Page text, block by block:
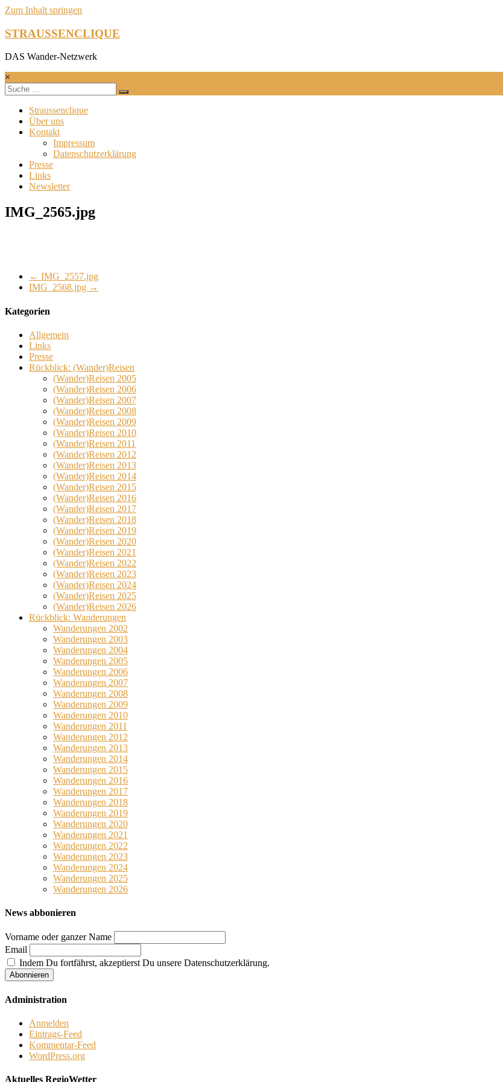
Zum Inhalt springen
STRAUSSENCLIQUE
DAS Wander-Netzwerk
×
Straussenclique
Über uns
Kontakt
Impressum
Datenschutzerklärung
Presse
Links
Newsletter
IMG_2565.jpg
← IMG_2557.jpg
IMG_2568.jpg →
Kategorien
Allgemein
Links
Presse
Rückblick: (Wander)Reisen
(Wander)Reisen 2005
(Wander)Reisen 2006
(Wander)Reisen 2007
(Wander)Reisen 2008
(Wander)Reisen 2009
(Wander)Reisen 2010
(Wander)Reisen 2011
(Wander)Reisen 2012
(Wander)Reisen 2013
(Wander)Reisen 2014
(Wander)Reisen 2015
(Wander)Reisen 2016
(Wander)Reisen 2017
(Wander)Reisen 2018
(Wander)Reisen 2019
(Wander)Reisen 2020
(Wander)Reisen 2021
(Wander)Reisen 2022
(Wander)Reisen 2023
(Wander)Reisen 2024
(Wander)Reisen 2025
(Wander)Reisen 2026
Rückblick: Wanderungen
Wanderungen 2002
Wanderungen 2003
Wanderungen 2004
Wanderungen 2005
Wanderungen 2006
Wanderungen 2007
Wanderungen 2008
Wanderungen 2009
Wanderungen 2010
Wanderungen 2011
Wanderungen 2012
Wanderungen 2013
Wanderungen 2014
Wanderungen 2015
Wanderungen 2016
Wanderungen 2017
Wanderungen 2018
Wanderungen 2019
Wanderungen 2020
Wanderungen 2021
Wanderungen 2022
Wanderungen 2023
Wanderungen 2024
Wanderungen 2025
Wanderungen 2026
News abbonieren
Vorname oder ganzer Name
Email
Indem Du fortfährst, akzeptierst Du unsere Datenschutzerklärung.
Administration
Anmelden
Eintrags-Feed
Kommentar-Feed
WordPress.org
Aktuelles RegioWetter